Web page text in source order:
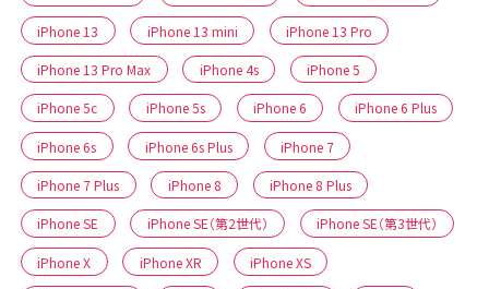
iPhone 13 iPhone 13 mini iPhone 13 Pro
iPhone 13 Pro Max iPhone 4s iPhone 5
iPhone 5c iPhone 5s iPhone 6 iPhone 6 Plus
iPhone 6s iPhone 6s Plus iPhone 7
iPhone 7 Plus iPhone 8 iPhone 8 Plus
iPhone SE iPhone SE（第2世代） iPhone SE（第3世代）
iPhone X iPhone XR iPhone XS